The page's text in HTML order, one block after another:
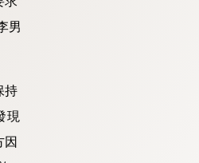
男
持
現